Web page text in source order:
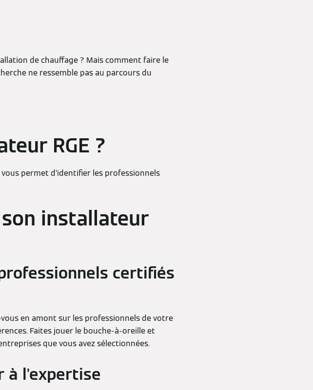
de chauffage ? Mais comment faire le
ne ressemble pas au parcours du
RGE ?
permet d’identifier les professionnels
installateur
certifiés
en amont sur les professionnels de votre
Faites jouer le bouche-à-oreille et
que vous avez sélectionnées.
à l'expertise